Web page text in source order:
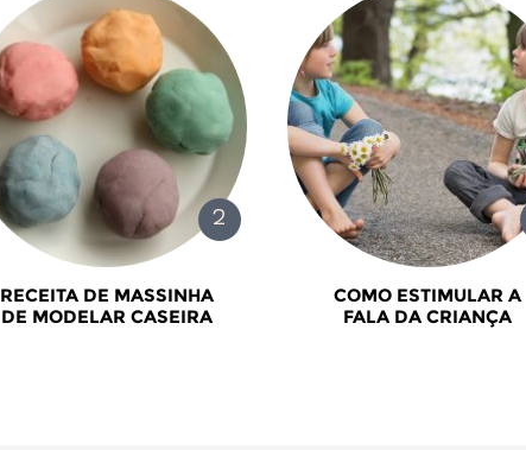
RECEITA DE MASSINHA
DE MODELAR CASEIRA
COMO ESTIMULAR A
FALA DA CRIANÇA